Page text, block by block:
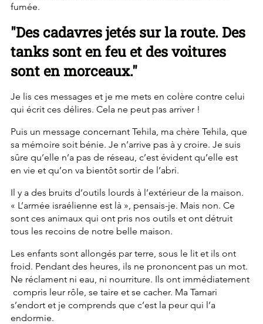
fumée.
"Des cadavres jetés sur la route. Des
tanks sont en feu et des voitures
sont en morceaux."
Je lis ces messages et je me mets en colère contre celui
qui écrit ces délires. Cela ne peut pas arriver !
Puis un message concernant Tehila, ma chère Tehila, que
sa mémoire soit bénie. Je n’arrive pas à y croire. Je suis
sûre qu’elle n’a pas de réseau, c’est évident qu’elle est
en vie et qu’on va bientôt sortir de l’abri.
Il y a des bruits d’outils lourds à l’extérieur de la maison.
« L’armée israélienne est là », pensais-je. Mais non. Ce
sont ces animaux qui ont pris nos outils et ont détruit
tous les recoins de notre belle maison.
Les enfants sont allongés par terre, sous le lit et ils ont
froid. Pendant des heures, ils ne prononcent pas un mot.
Ne réclament ni eau, ni nourriture. Ils ont immédiatement
compris leur rôle, se taire et se cacher. Ma Tamari
s’endort et je comprends que c’est la peur qui l’a
endormie.